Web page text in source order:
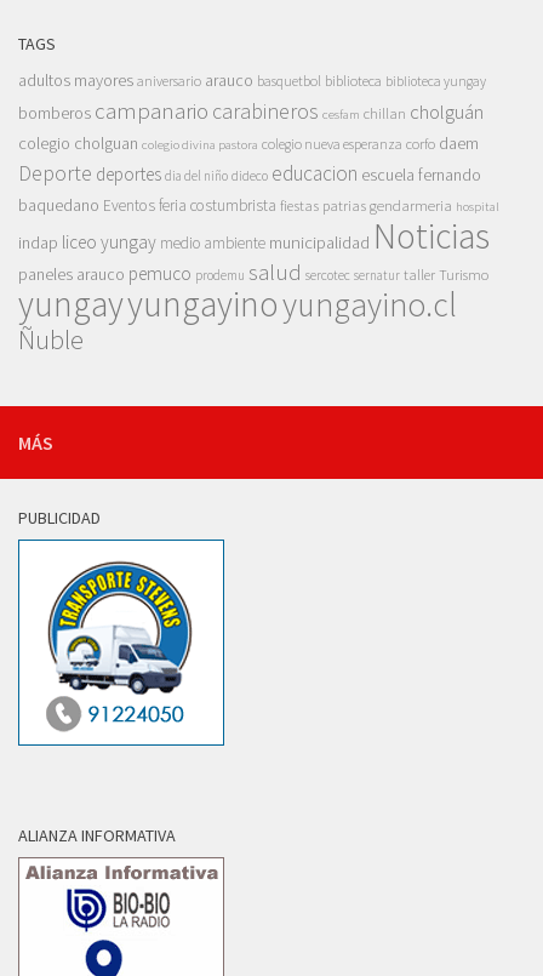
TAGS
adultos mayores aniversario arauco basquetbol biblioteca biblioteca yungay
bomberos campanario carabineros cesfam chillan cholguán
colegio cholguan colegio divina pastora colegio nueva esperanza corfo daem
Deporte deportes dia del niño dideco educacion escuela fernando
baquedano Eventosferia costumbrista fiestas patrias gendarmeria hospital
indap liceo yungay medio ambiente municipalidad Noticias
paneles arauco pemuco prodemu salud sercotec sernatur taller Turismo
yungayyungayinoyungayino.cl
Ñuble
MÁS
PUBLICIDAD
ALIANZA INFORMATIVA